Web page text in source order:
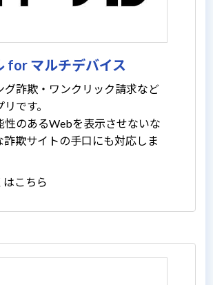
for マルチデバイス
グ詐欺・ワンクリック請求など
です。
性のあるWebを表示させないな
詐欺サイトの手口にも対応しま
はこちら